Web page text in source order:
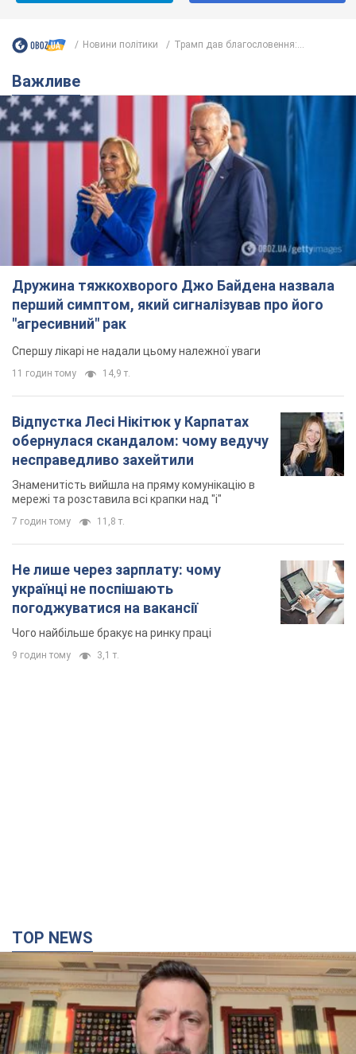
Новини політики Трамп дав благословення:...
Важливе
Дружина тяжкохворого Джо Байдена назвала
перший симптом, який сигналізував про його
"агресивний" рак
Спершу лікарі не надали цьому належної уваги
11 годин тому 14,9 т.
Відпустка Лесі Нікітюк у Карпатах
обернулася скандалом: чому ведучу
несправедливо захейтили
Знаменитість вийшла на пряму комунікацію в
мережі та розставила всі крапки над "і"
7 годин тому 11,8 т.
Не лише через зарплату: чому
українці не поспішають
погоджуватися на вакансії
Чого найбільше бракує на ринку праці
9 годин тому 3,1 т.
TOP NEWS